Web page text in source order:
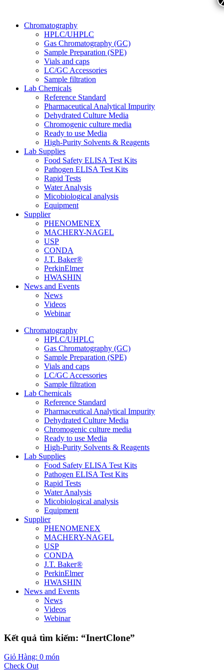
Chromatography
HPLC/UHPLC
Gas Chromatography (GC)
Sample Preparation (SPE)
Vials and caps
LC/GC Accessories
Sample filtration
Lab Chemicals
Reference Standard
Pharmaceutical Analytical Impurity
Dehydrated Culture Media
Chromogenic culture media
Ready to use Media
High-Purity Solvents & Reagents
Lab Supplies
Food Safety ELISA Test Kits
Pathogen ELISA Test Kits
Rapid Tests
Water Analysis
Micobiological analysis
Equipment
Supplier
PHENOMENEX
MACHERY-NAGEL
USP
CONDA
J.T. Baker®
PerkinElmer
HWASHIN
News and Events
News
Videos
Webinar
Chromatography
HPLC/UHPLC
Gas Chromatography (GC)
Sample Preparation (SPE)
Vials and caps
LC/GC Accessories
Sample filtration
Lab Chemicals
Reference Standard
Pharmaceutical Analytical Impurity
Dehydrated Culture Media
Chromogenic culture media
Ready to use Media
High-Purity Solvents & Reagents
Lab Supplies
Food Safety ELISA Test Kits
Pathogen ELISA Test Kits
Rapid Tests
Water Analysis
Micobiological analysis
Equipment
Supplier
PHENOMENEX
MACHERY-NAGEL
USP
CONDA
J.T. Baker®
PerkinElmer
HWASHIN
News and Events
News
Videos
Webinar
Kết quả tìm kiếm: “InertClone”
Giỏ Hàng: 0 món
Check Out